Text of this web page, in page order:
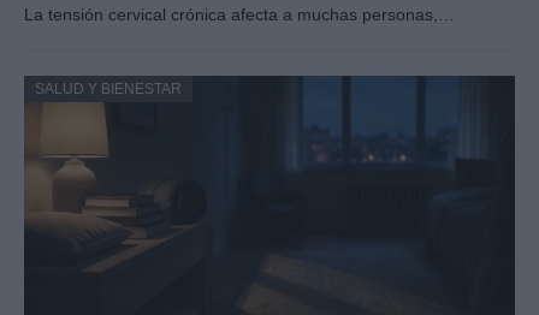
La tensión cervical crónica afecta a muchas personas,…
SALUD Y BIENESTAR